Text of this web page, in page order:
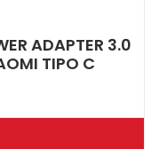
ADAPTER 3.0
TIPO C